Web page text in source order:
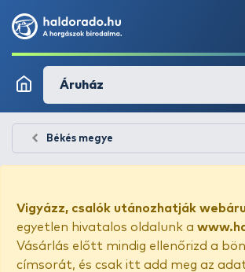
Áruház
Békés megye
Vigyázz, csalók utánozhatják
egyetlen hivatalos oldalunk a
Vásárlás előtt mindig ellenőrizd a
címsorát, és csak itt add meg az